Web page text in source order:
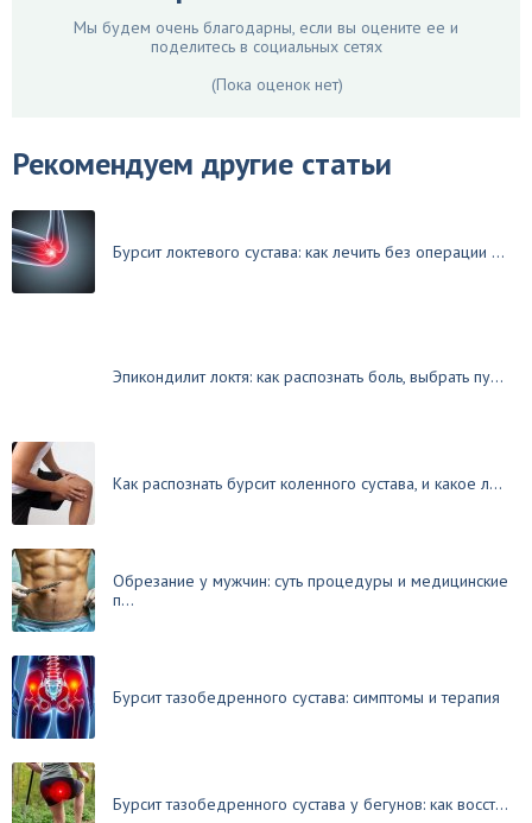
Мы будем очень благодарны, если вы оцените ее и
поделитесь в социальных сетях
(Пока оценок нет)
Рекомендуем другие статьи
Бурсит локтевого сустава: как лечить без операции ...
Эпикондилит локтя: как распознать боль, выбрать пу...
Как распознать бурсит коленного сустава, и какое л...
Обрезание у мужчин: суть процедуры и медицинские
п...
Бурсит тазобедренного сустава: симптомы и терапия
Бурсит тазобедренного сустава у бегунов: как восст...